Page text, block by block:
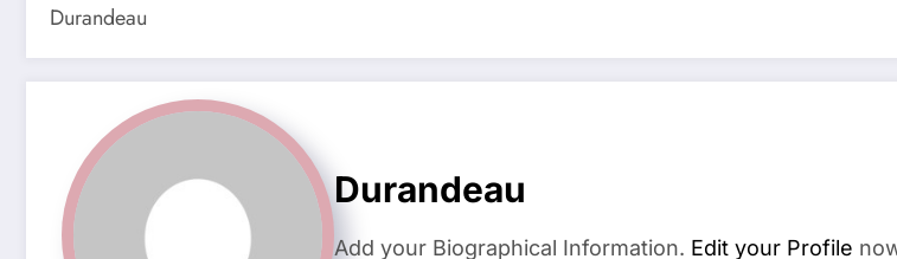
Durandeau
Durandeau
Add your Biographical Information. Edit your Profile